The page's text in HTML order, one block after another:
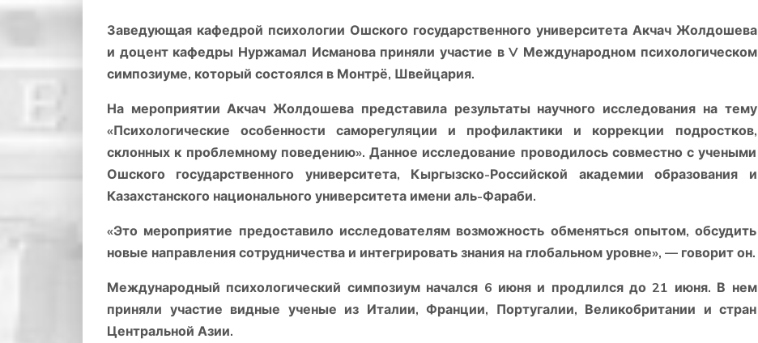
Заведующая кафедрой психологии Ошского государственного университета Акчач Жолдошева
и доцент кафедры Нуржамал Исманова приняли участие в V Международном психологическом
симпозиуме, который состоялся в Монтрё, Швейцария.
На мероприятии Акчач Жолдошева представила результаты научного исследования на тему
«Психологические особенности саморегуляции и профилактики и коррекции подростков,
склонных к проблемному поведению». Данное исследование проводилось совместно с учеными
Ошского государственного университета, Кыргызско-Российской академии образования и
Казахстанского национального университета имени аль-Фараби.
«Это мероприятие предоставило исследователям возможность обменяться опытом, обсудить
новые направления сотрудничества и интегрировать знания на глобальном уровне», — говорит он.
Международный психологический симпозиум начался 6 июня и продлился до 21 июня. В нем
приняли участие видные ученые из Италии, Франции, Португалии, Великобритании и стран
Центральной Азии.